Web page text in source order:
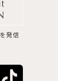
発信